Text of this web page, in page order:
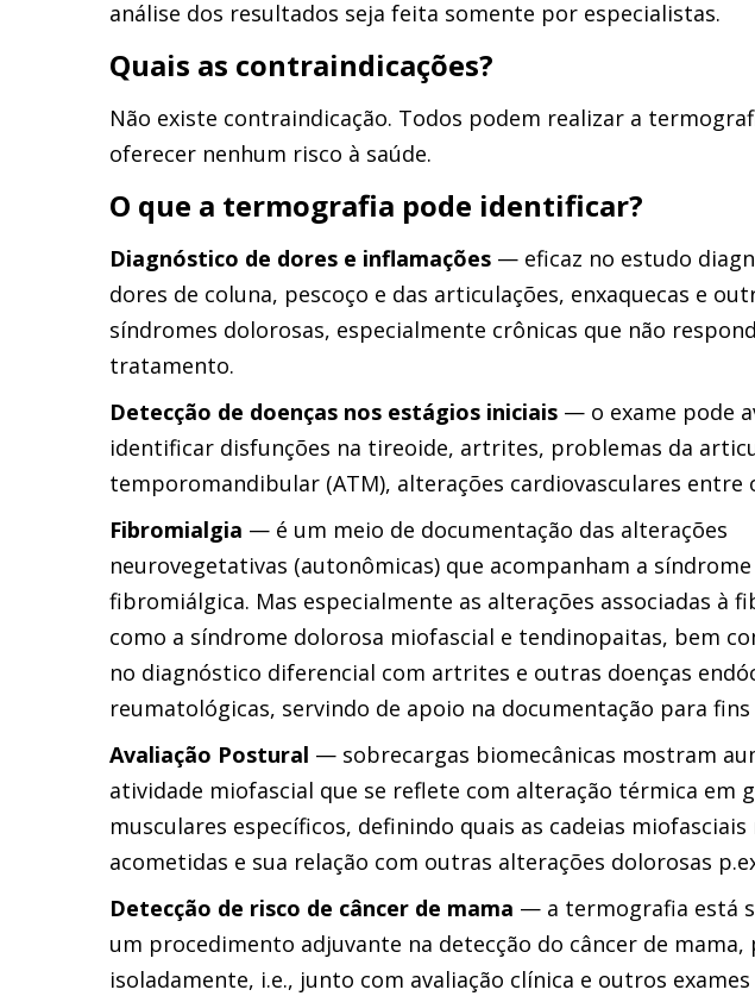
análise dos resultados seja feita somente por especialistas.
Quais as contraindicações?
Não existe contraindicação. Todos podem realizar a
oferecer nenhum risco à saúde.
O que a termografia pode identificar?
Diagnóstico de dores e inflamações — eficaz no estudo
dores de coluna, pescoço e das articulações, enxaquecas e
síndromes dolorosas, especialmente crônicas que não
tratamento.
Detecção de doenças nos estágios iniciais — o exame pode
identificar disfunções na tireoide, artrites, problemas da
temporomandibular (ATM), alterações cardiovasculares entre
Fibromialgia — é um meio de documentação das alterações
neurovegetativas (autonômicas) que acompanham a síndrome
fibromiálgica. Mas especialmente as alterações associadas à
como a síndrome dolorosa miofascial e tendinopaitas, bem
no diagnóstico diferencial com artrites e outras doenças
reumatológicas, servindo de apoio na documentação para
Avaliação Postural — sobrecargas biomecânicas mostram
atividade miofascial que se reflete com alteração térmica em
musculares específicos, definindo quais as cadeias miofasciais
acometidas e sua relação com outras alterações dolorosas
Detecção de risco de câncer de mama — a termografia está
um procedimento adjuvante na detecção do câncer de mama,
isoladamente, i.e., junto com avaliação clínica e outros